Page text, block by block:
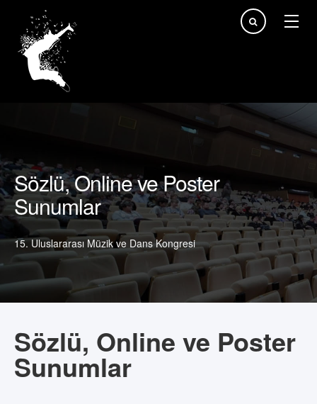
arama...
Sözlü, Online ve Poster
Sunumlar
15. Uluslararası Müzik ve Dans Kongresi
Sözlü, Online ve Poster
Sunumlar